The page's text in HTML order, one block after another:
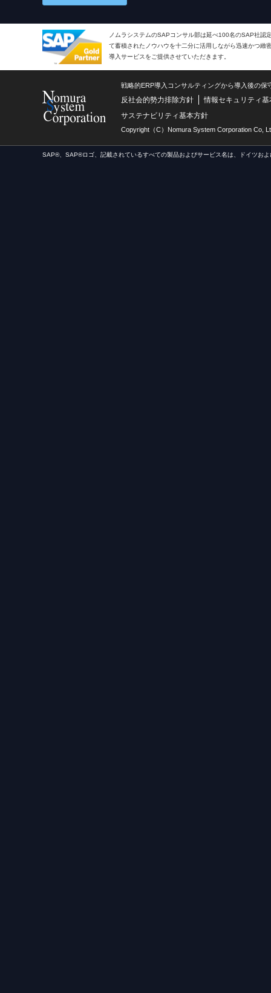
ノムラシステムのSAPコンサル部は延べ100名のSAP社認
て蓄積されたノウハウを十二分に活用しながら迅速かつ緻
導入サービスをご提供させていただきます。
戦略的ERP導入コンサルティングから導入後の
反社会的勢力排除方針
情報セキュリティ基
サステナビリティ基本方針
Copyright（C）Nomura System Corporation Co,
SAP®、SAP®ロゴ、記載されているすべての製品およびサービス名は、ドイツお